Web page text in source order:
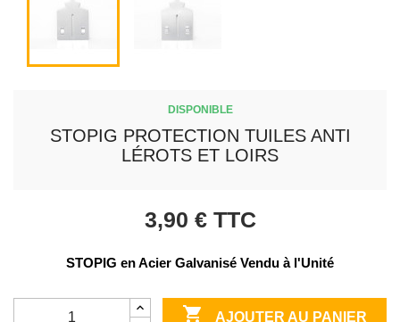
DISPONIBLE
STOPIG PROTECTION TUILES ANTI
LÉROTS ET LOIRS
3,90 € TTC
STOPIG en Acier Galvanisé Vendu à l'Unité
 AJOUTER AU PANIER